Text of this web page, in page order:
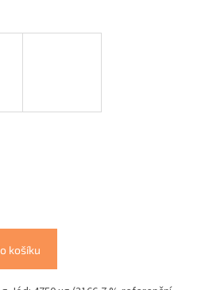
košíku